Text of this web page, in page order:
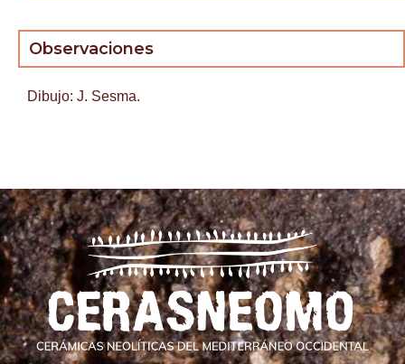
Observaciones
Dibujo: J. Sesma.